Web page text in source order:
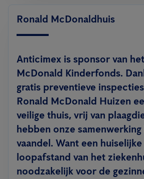
Ronald McDonaldhuis
Anticimex is sponsor van
McDonald Kinderfonds.
gratis preventieve
Ronald McDonald Huizen
veilige thuis, vrij van
hebben onze
vaandel. Want een
loopafstand van het
noodzakelijk voor de